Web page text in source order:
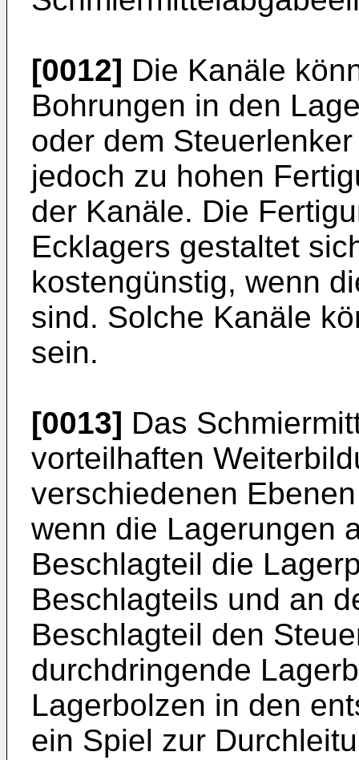
[0012] Die Kanäle
Bohrungen in den
oder dem
jedoch zu hohen
der Kanäle. Die
Ecklagers gestaltet
kostengünstig, wenn
sind. Solche Kanäle
sein.
[0013] Das
vorteilhaften
verschiedenen
wenn die Lagerungen
Beschlagteil die
Beschlagteils und an
Beschlagteil den
durchdringende
Lagerbolzen in den
ein Spiel zur